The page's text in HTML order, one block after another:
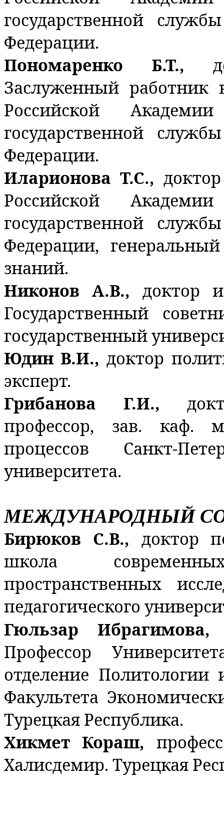
государственной
Федерации.
Пономаренко Б.Т.,
Заслуженный
Российской
государственной
Федерации.
Иларионова Т.С.,
Российской
государственной
Федерации,
знаний.
Никонов А.В., доктор
Государственный
государственный
Юдин В.И.,доктор
эксперт.
Грибанова Г.И.,
профессор, зав. каф.
процессов Санкт-
университета.
МЕЖДУНАРОДНЫЙ
Бирюков С.В., доктор
школа
пространственных
педагогического
Гюльзар Ибрагимова,
Профессор
отделение
Факультета
Турецкая Республика.
Хикмет Кораш,
Халисдемир. Турецкая